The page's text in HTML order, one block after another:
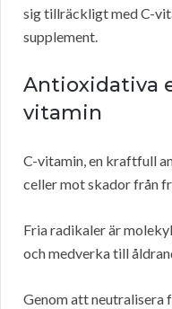
sig tillräckligt med C-
supplement.
Antioxidativa
vitamin
C-vitamin, en kraftfull
celler mot skador från
Fria radikaler är
och medverka till
Genom att